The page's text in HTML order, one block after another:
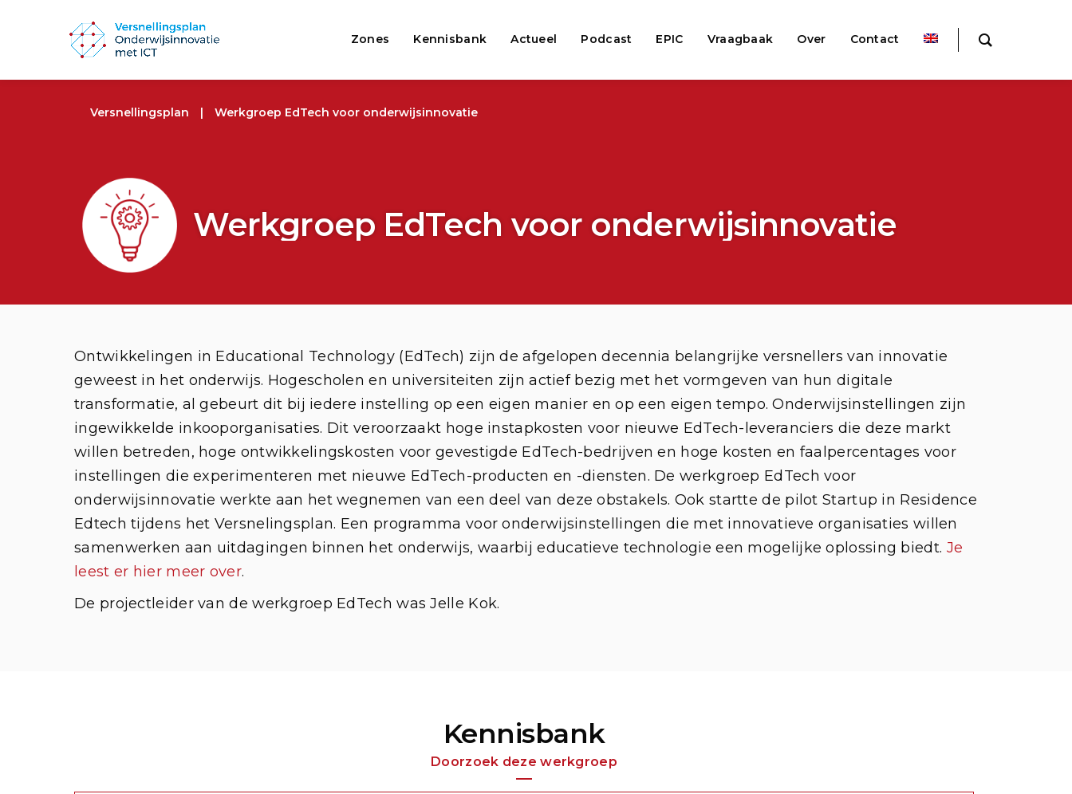
Zones Kennisbank Actueel Podcast EPIC Vraagbaak Over Contact
Versnellingsplan | Werkgroep EdTech voor onderwijsinnovatie
Werkgroep EdTech voor onderwijsinnovatie
Ontwikkelingen in Educational Technology (EdTech) zijn de afgelopen decennia belangrijke versnellers van innovatie
geweest in het onderwijs. Hogescholen en universiteiten zijn actief bezig met het vormgeven van hun digitale
transformatie, al gebeurt dit bij iedere instelling op een eigen manier en op een eigen tempo. Onderwijsinstellingen zijn
ingewikkelde inkooporganisaties. Dit veroorzaakt hoge instapkosten voor nieuwe EdTech-leveranciers die deze markt
willen betreden, hoge ontwikkelingskosten voor gevestigde EdTech-bedrijven en hoge kosten en faalpercentages voor
instellingen die experimenteren met nieuwe EdTech-producten en -diensten. De werkgroep EdTech voor
onderwijsinnovatie werkte aan het wegnemen van een deel van deze obstakels. Ook startte de pilot Startup in Residence
Edtech tijdens het Versnelingsplan. Een programma voor onderwijsinstellingen die met innovatieve organisaties willen
samenwerken aan uitdagingen binnen het onderwijs, waarbij educatieve technologie een mogelijke oplossing biedt. Je
leest er hier meer over.
De projectleider van de werkgroep EdTech was Jelle Kok.
Kennisbank
Doorzoek deze werkgroep